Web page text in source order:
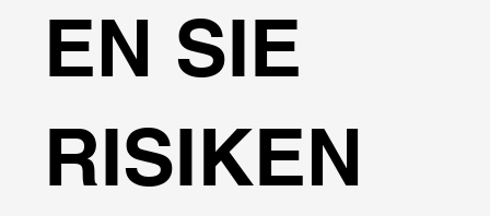
EN SIE
RISIKEN